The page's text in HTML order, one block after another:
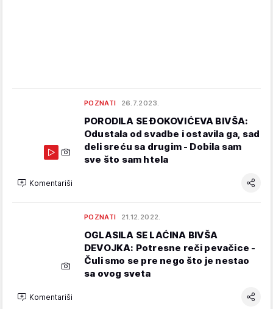
POZNATI 26.7.2023.
PORODILA SE ĐOKOVIĆEVA BIVŠA:
Odustala od svadbe i ostavila ga, sad
deli sreću sa drugim - Dobila sam
sve što sam htela
Komentariši
POZNATI 21.12.2022.
OGLASILA SE LAĆINA BIVŠA
DEVOJKA: Potresne reči pevačice -
Čuli smo se pre nego što je nestao
sa ovog sveta
Komentariši